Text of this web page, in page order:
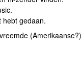
hebt gedaan.